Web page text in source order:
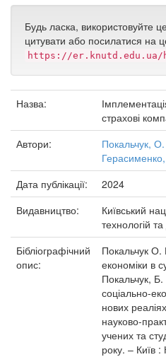
Будь ласка, використовуйте
цитувати або посилатися на
https://er.knutd.edu.ua/
Назва:
страхові
Автори:
Покальчук,
Дата публікації:
2024
Видавництво:
Київський
технологій
Бібліографічний
опис:
Покальчук О.
економіки в
Покальчук,
соціально-
нових
науково-
учених та
року. – Київ